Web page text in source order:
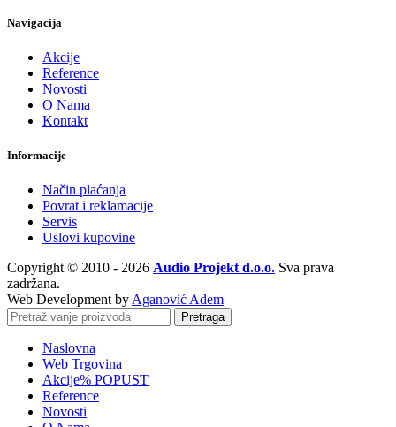
Navigacija
Akcije
Reference
Novosti
O Nama
Kontakt
Informacije
Način plaćanja
Povrat i reklamacije
Servis
Uslovi kupovine
Copyright © 2010 - 2026 Audio Projekt d.o.o. Sva prava
zadržana.
Web Development by Aganović Adem
Pretraga
Naslovna
Web Trgovina
Akcije% POPUST
Reference
Novosti